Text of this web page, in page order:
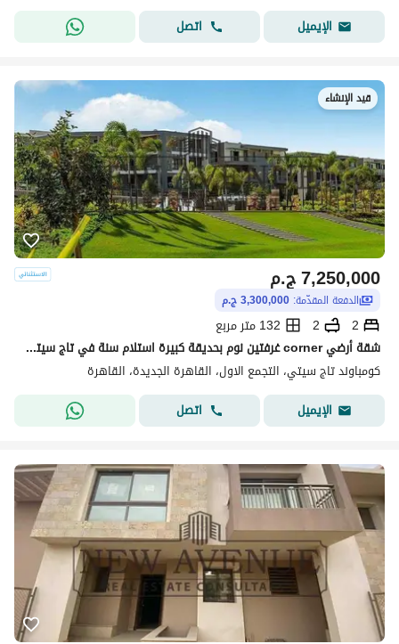
الإيميل
اتصل
قيد الإنشاء
ج.م7,250,000
الدفعة المقدّمة: 3,300,000 ج.م
2
2
132 متر مربع
شقة أرضي corner غرفتين نوم بحديقة كبيرة استلام سنة في تاج سيتي القاهرة الجديدة | Taj City New Cairo
كومباوند تاج سيتي، التجمع الاول، القاهرة الجديدة، القاهرة
الإيميل
اتصل